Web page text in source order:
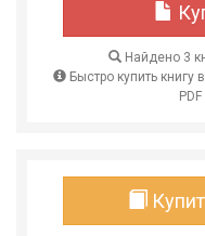
Найдено 3
Быстро купить книгу